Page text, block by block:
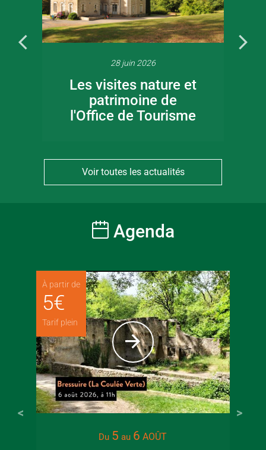
28 juin 2026
Les visites nature et
patrimoine de
l'Office de Tourisme
Voir toutes les actualités
Agenda
À partir de
5€
Tarif plein
Du 5 au 6 AOÛT